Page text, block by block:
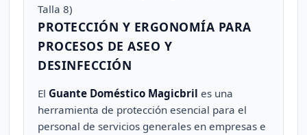
Talla 8)
PROTECCIÓN Y ERGONOMÍA PARA
PROCESOS DE ASEO Y
DESINFECCIÓN
El Guante Doméstico Magicbril es una
herramienta de protección esencial para el
personal de servicios generales en empresas e